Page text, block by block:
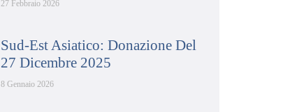
27 Febbraio 2026
Sud-Est Asiatico: Donazione Del
27 Dicembre 2025
8 Gennaio 2026